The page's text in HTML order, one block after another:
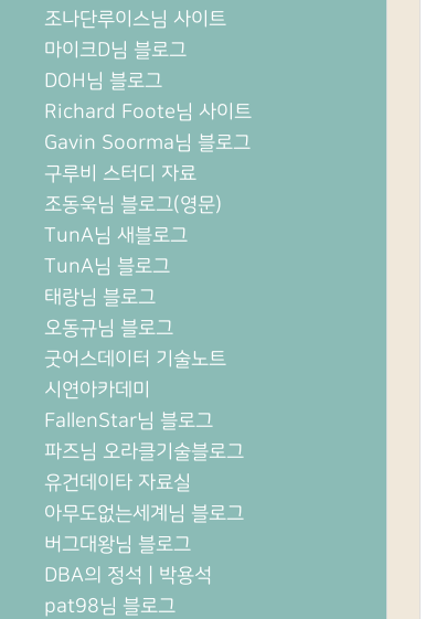
조나단루이스님 사이트
마이크D님 블로그
DOH님 블로그
Richard Foote님 사이트
Gavin Soorma님 블로그
구루비 스터디 자료
조동욱님 블로그(영문)
TunA님 새블로그
TunA님 블로그
태랑님 블로그
오동규님 블로그
굿어스데이터 기술노트
시연아카데미
FallenStar님 블로그
파즈님 오라클기술블로그
유건데이타 자료실
아무도없는세계님 블로그
버그대왕님 블로그
DBA의 정석 | 박용석
pat98님 블로그